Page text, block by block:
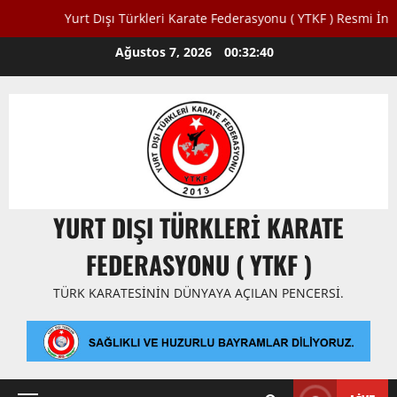
Yurt Dışı Türkleri Karate Federasyonu ( YTKF ) Resmi
Ağustos 7, 2026 00:32:41
YURT DIŞI TÜRKLERI KARATE
FEDERASYONU ( YTKF )
TÜRK KARATESININ DÜNYAYA AÇILAN PENCERSI.